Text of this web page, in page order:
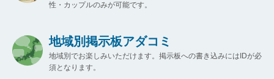
性・カップルのみが可能です。
地域別掲示板アダコミ
地域別でお楽しみいただけます。掲示板への書き込みにはIDが必
須となります。